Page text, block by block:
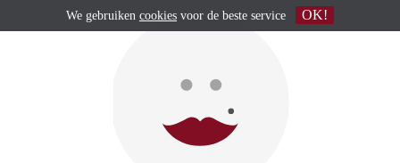
We gebruiken cookies voor de beste service OK!